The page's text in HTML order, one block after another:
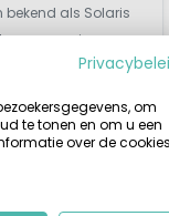
bekend als Solaris
hotels,
Het biedt
kinderanimatie en
om
te tonen en om u een
over de cookies